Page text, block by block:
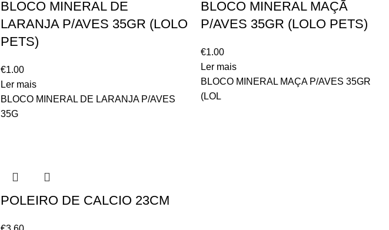
BLOCO MINERAL DE
LARANJA P/AVES 35GR (LOLO
PETS)
€1.00
Ler mais
BLOCO MINERAL DE LARANJA P/AVES
35G
BLOCO MINERAL MAÇÃ
P/AVES 35GR (LOLO PETS)
€1.00
Ler mais
BLOCO MINERAL MAÇA P/AVES 35GR
(LOL
POLEIRO DE CALCIO 23CM